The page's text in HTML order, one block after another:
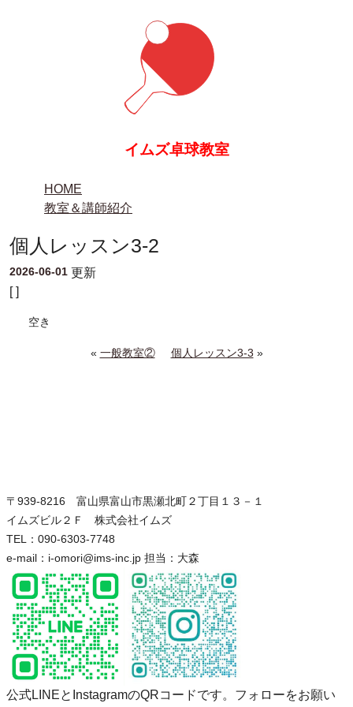
イムズ卓球教室
HOME
教室＆講師紹介
個人レッスン3-2
2026-06-01 更新
[ ]
空き
« 一般教室② 個人レッスン3-3 »
〒939-8216 富山県富山市黒瀬北町２丁目１３－１
イムズビル２Ｆ 株式会社イムズ
TEL：090-6303-7748
e-mail：i-omori@ims-inc.jp 担当：大森
公式LINEとInstagramのQRコードです。フォローをお願い